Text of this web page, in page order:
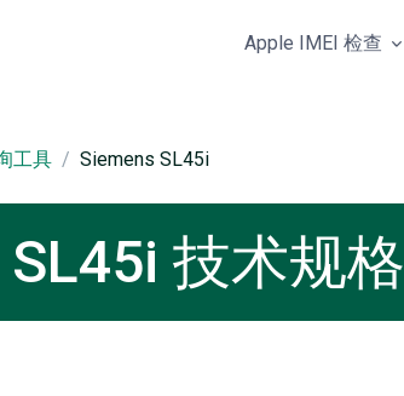
Apple IMEI 检查
工具 Siemens SL45i
技术规格